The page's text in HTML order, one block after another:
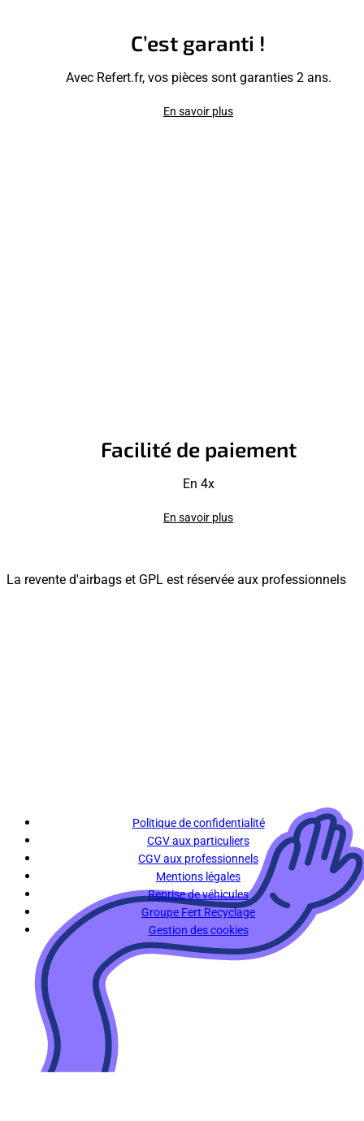
C’est garanti !
Avec Refert.fr, vos pièces sont garanties 2 ans.
En savoir plus
Facilité de paiement
En 4x
En savoir plus
La revente d'airbags et GPL est réservée aux professionnels
Politique de confidentialité
CGV aux particuliers
CGV aux professionnels
Mentions légales
Reprise de véhicules
Groupe Fert Recyclage
Gestion des cookies